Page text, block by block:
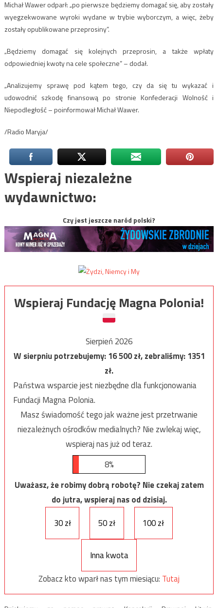
Michał Wawer odparł: „po pierwsze będziemy domagać się, aby zostały
wyegzekwowane wyroki wydane w trybie wyborczym, a więc, żeby
zostały opublikowane przeprosiny”.
„Będziemy domagać się kolejnych przeprosin, a także wpłaty
odpowiedniej kwoty na cele społeczne” – dodał.
„Analizujemy sprawę pod kątem tego, czy da się tu wykazać i
udowodnić szkodę finansową po stronie Konfederacji Wolność i
Niepodległość – poinformował Michał Wawer.
/Radio Maryja/
Wspieraj niezależne
wydawnictwo:
Czy jest jeszcze naród polski?
Wspieraj Fundację Magna Polonia!
Sierpień 2026
W sierpniu potrzebujemy:16 500zł, zebraliśmy:1351
zł.
Państwa wsparcie jest niezbędne dla funkcjonowania
Fundacji Magna Polonia.
Masz świadomość tego jak ważne jest przetrwanie
niezależnych ośrodków medialnych? Nie zwlekaj więc,
wspieraj nas już od teraz.
8%
Uważasz, że robimy dobrą robotę? Nie czekaj zatem
do jutra, wspieraj nas od dzisiaj.
30 zł
50 zł 100 zł
Inna kwota
Zobacz kto wparł nas tym miesiącu: Tutaj